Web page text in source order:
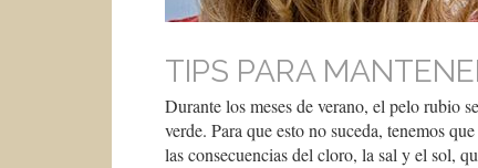
TIPS PARA
Durante los meses de verano, el pelo rubio
verde. Para que esto no suceda, tenemos
las consecuencias del cloro, la sal y el sol,